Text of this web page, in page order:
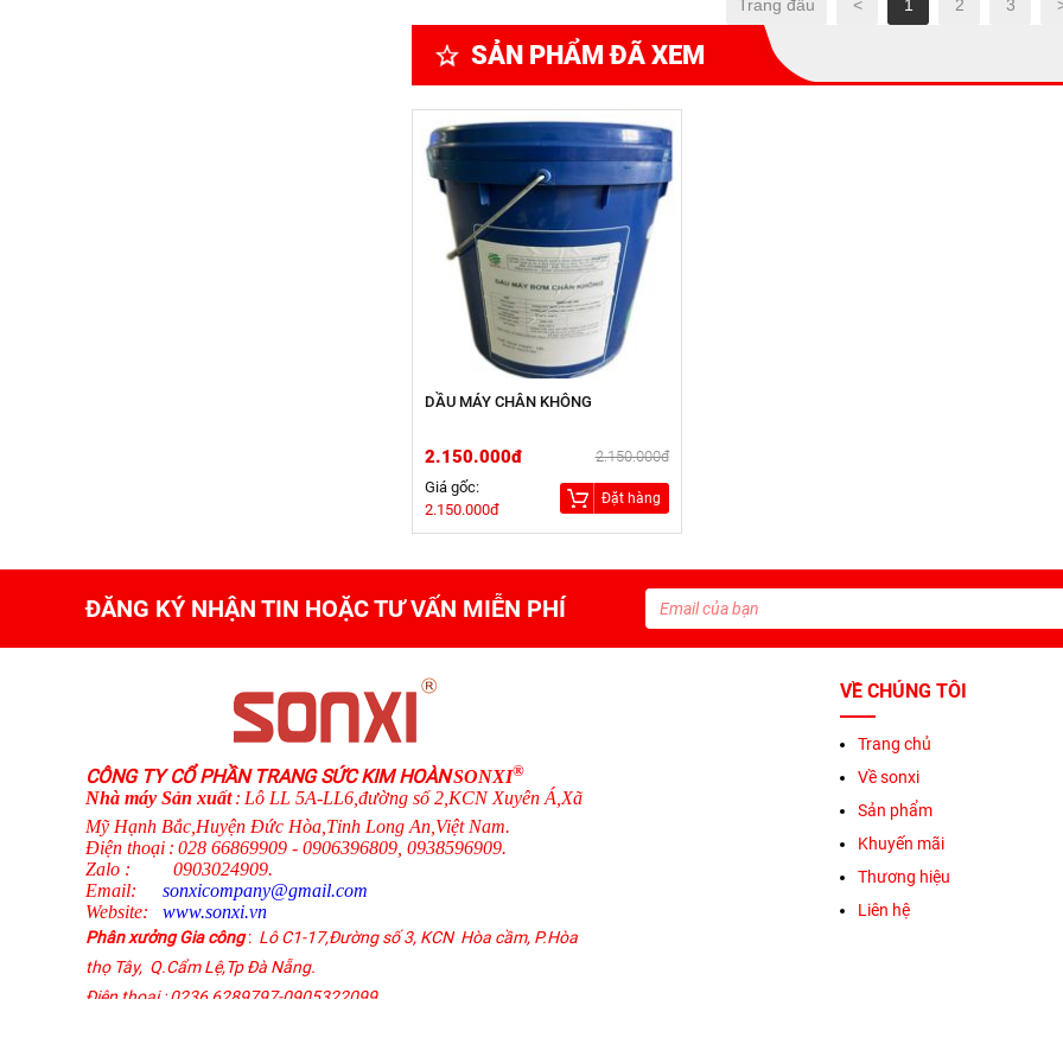
Trang đầu < 1 2 3
SẢN PHẨM ĐÃ XEM
DẦU MÁY CHÂN KHÔNG
2.150.000đ
2.150.000đ
Giá gốc:
2.150.000đ
Đặt hàng
ĐĂNG KÝ NHẬN TIN HOẶC TƯ VẤN MIỄN PHÍ
CÔNG TY CỔ PHẦN TRANG SỨC KIM HOÀNSONXI®
Nhà máy Sản xuất : Lô LL 5A-LL6,đường số 2,KCN Xuyên Á,Xã
Mỹ Hạnh Bắc,Huyện Đức Hòa,Tỉnh Long An,Việt Nam.
Điện thoại : 028 66869909 - 0906396809, 0938596909.
Zalo : 0903024909.
Email:
sonxicompany@gmail.com
Website:
www.sonxi.vn
Phân xưởng Gia công: Lô C1-17,Đường số 3, KCN Hòa cầm, P.Hòa
thọ Tây, Q.Cẩm Lệ,Tp Đà Nẵng.
Điện thoại : 0236 6289797-0905322099
VỀ CHÚNG TÔI
Trang chủ
Về sonxi
Sản phẩm
Khuyến mãi
Thương hiệu
Liên hệ